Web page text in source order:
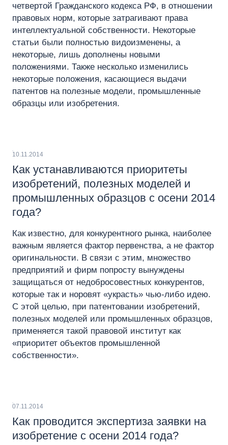
четвертой Гражданского кодекса РФ, в отношении
правовых норм, которые затрагивают права
интеллектуальной собственности. Некоторые
статьи были полностью видоизменены, а
некоторые, лишь дополнены новыми
положениями. Также несколько изменились
некоторые положения, касающиеся выдачи
патентов на полезные модели, промышленные
образцы или изобретения.
10.11.2014
Как устанавливаются приоритеты
изобретений, полезных моделей и
промышленных образцов с осени 2014
года?
Как известно, для конкурентного рынка, наиболее
важным является фактор первенства, а не фактор
оригинальности. В связи с этим, множество
предприятий и фирм попросту вынуждены
защищаться от недобросовестных конкурентов,
которые так и норовят «украсть» чью-либо идею.
С этой целью, при патентовании изобретений,
полезных моделей или промышленных образцов,
применяется такой правовой институт как
«приоритет объектов промышленной
собственности».
07.11.2014
Как проводится экспертиза заявки на
изобретение с осени 2014 года?